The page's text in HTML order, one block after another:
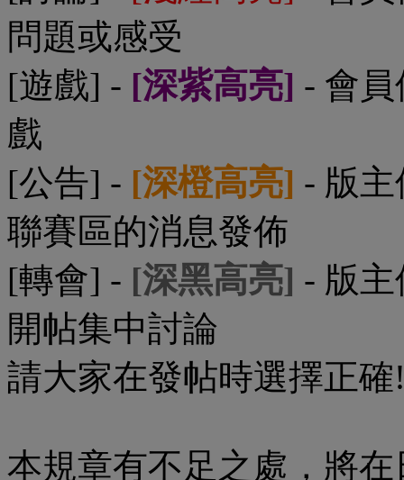
問題或感受
[遊戲] - [深紫高亮] - 會
戲
[公告] - [深橙高亮] - 版
聯賽區的消息發佈
[轉會] - [深黑高亮] - 版
開帖集中討論
請大家在發帖時選擇正確
本規章有不足之處，將